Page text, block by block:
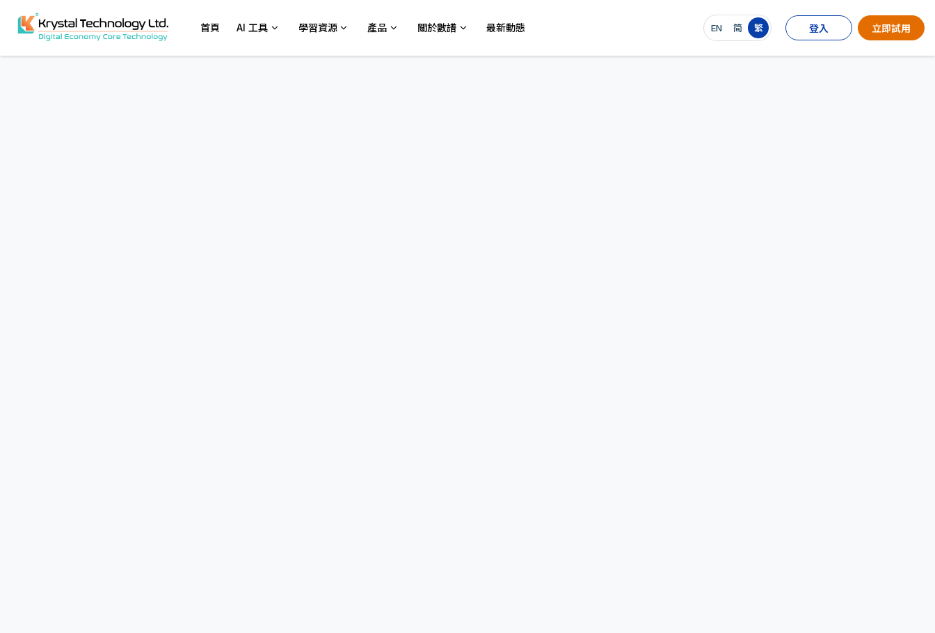
首頁 AI 工具 學習資源 產品 關於數譜 最新動態 EN 简 繁 登入 立即試用